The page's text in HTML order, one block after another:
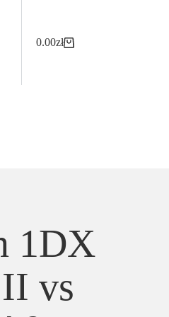
Koszyk
0.00zł
1DX
vs